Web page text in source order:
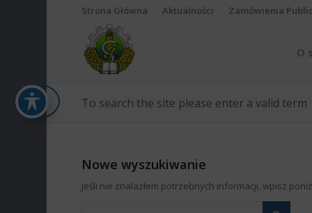
Strona Główna Aktualności Zamówienia
O
To search the site please enter a valid term
Nowe wyszukiwanie
Jeśli nie znalazłem potrzebnych informacji, wpisz